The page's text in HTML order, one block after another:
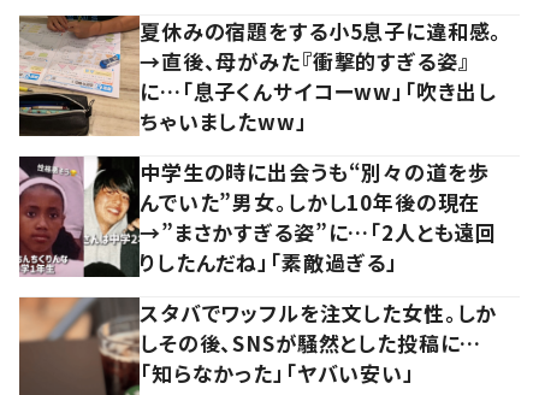
夏休みの宿題をする小5息子に違和感。
→直後、母がみた『衝撃的すぎる姿』
に…「息子くんサイコーww」「吹き出し
ちゃいましたww」
中学生の時に出会うも“別々の道を歩
んでいた”男女。しかし10年後の現在
→”まさかすぎる姿”に…「2人とも遠回
りしたんだね」「素敵過ぎる」
スタバでワッフルを注文した女性。しか
しその後、SNSが騒然とした投稿に…
「知らなかった」「ヤバい安い」